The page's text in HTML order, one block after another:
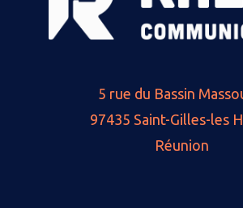
5 rue du Bassin
97435 Saint-Gilles-les
Réunion